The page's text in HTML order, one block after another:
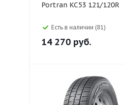
Portran KC53 121/120R
Есть в наличии (81)
14 270 руб.